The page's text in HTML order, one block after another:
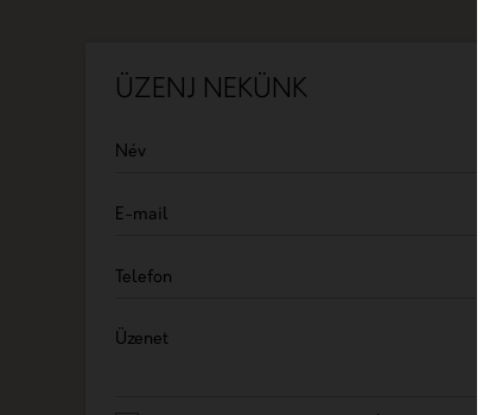
ÜZENJ NEKÜNK
Név
E-mail
Telefon
Üzenet